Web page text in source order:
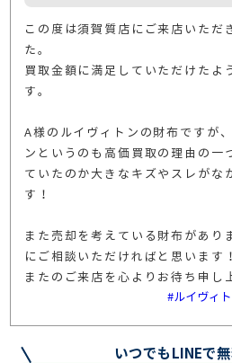
この度は須賀質店にご来店いただ
た。
買取金額に満足していただけたよ
す。
A様のルイヴィトンの財布ですが
ンというのも高価買取の理由の一
ていたのか大きなキズやスレがな
す！
また売却を考えている財布があり
にご相談いただければと思います！
またのご来店を心よりお待ち申し
#ルイヴィ
いつでもLINEで